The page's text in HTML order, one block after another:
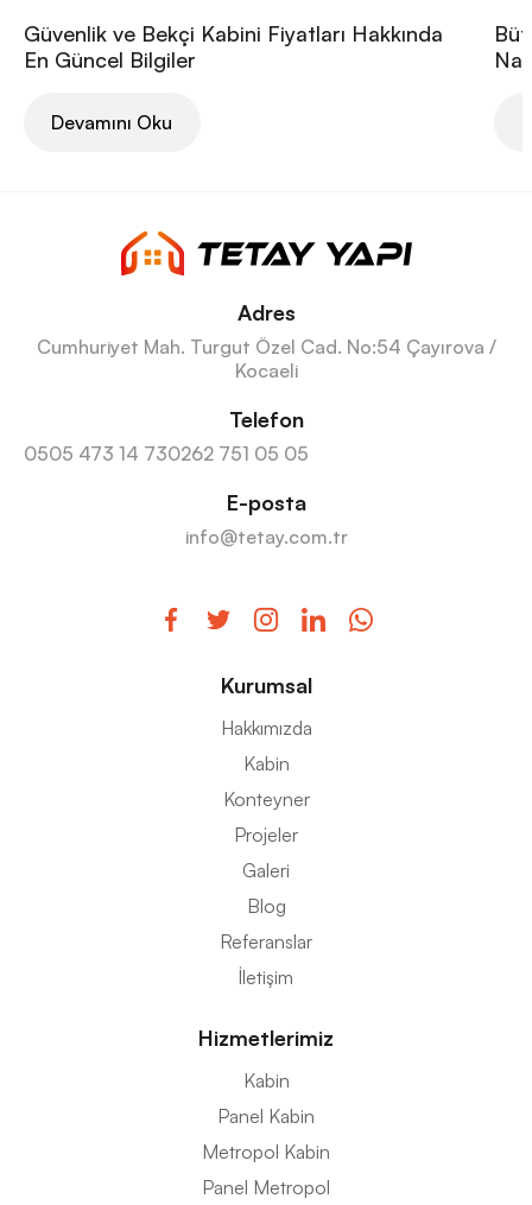
Güvenlik ve Bekçi Kabini Fiyatları Hakkında
En Güncel Bilgiler
Devamını Oku
Adres
Cumhuriyet Mah. Turgut Özel Cad. No:54 Çayırova /
Kocaeli
Telefon
0505 473 14 730262 751 05 05
E-posta
info@tetay.com.tr
Kurumsal
Hakkımızda
Kabin
Konteyner
Projeler
Galeri
Blog
Referanslar
İletişim
Hizmetlerimiz
Kabin
Panel Kabin
Metropol Kabin
Panel Metropol